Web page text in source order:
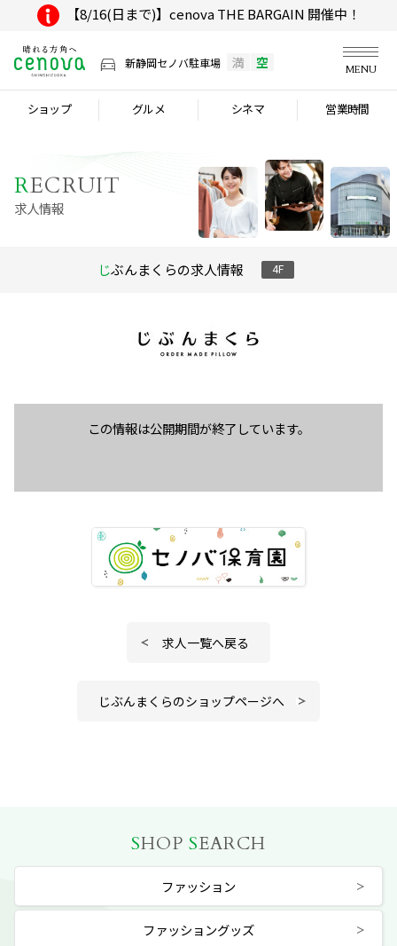
【8/16(日まで)】cenova THE BARGAIN 開催中！
新静岡セノバ駐車場 満 空 MENU
ショップ グルメ シネマ 営業時間
RECRUIT
求人情報
じぶんまくらの求人情報 4F
この情報は公開期間が終了しています。
求人一覧へ戻る
じぶんまくらのショップページへ
SHOP SEARCH
ファッション
ファッショングッズ